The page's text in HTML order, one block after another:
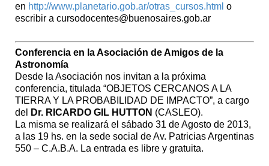
en http://www.planetario.gob.ar/otras_cursos.html o
escribir a cursodocentes@buenosaires.gob.ar
Conferencia en la Asociación de Amigos de la
Astronomía
Desde la Asociación nos invitan a la próxima
conferencia, titulada “OBJETOS CERCANOS A LA
TIERRA Y LA PROBABILIDAD DE IMPACTO”, a cargo
del
Dr. RICARDO GIL HUTTON (CASLEO).
La misma se realizará el sábado 31 de Agosto de 2013,
a las 19 hs. en la sede social de Av. Patricias Argentinas
550 – C.A.B.A. La entrada es libre y gratuita.